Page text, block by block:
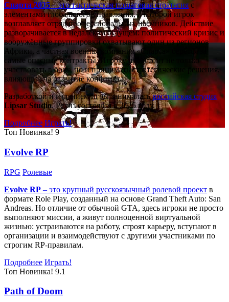
Спарта 2035– это тактическаяпошаговая стратегияс
элементами глобального управления, в которой игрок
возглавляет отряд профессиональных наёмников. Действие
разворачивается в недалёком будущем: политический кризис и
вооружённые группировки охватывают один из регионов
Африки, а частная военная компания «Спарта» берётся за
самые опасные контракты. Игроку предстоит не только
участвовать в боях, но и принимать стратегические решения,
влияющие на развитие конфликта.
Разработкой и изданием игры занималасьроссийская студия
Lipsar Studio. Релиз состоялся в 2025 году.
Подробнее Играть!
Топ Новинка! 9
Evolve RP
RPG Ролевые
Evolve RP – это крупный русскоязычный ролевой проект в
формате Role Play, созданный на основе Grand Theft Auto: San
Andreas. Но отличие от обычной GTA, здесь игроки не просто
выполняют миссии, а живут полноценной виртуальной
жизнью: устраиваются на работу, строят карьеру, вступают в
организации и взаимодействуют с другими участниками по
строгим RP-правилам.
Подробнее Играть!
Топ Новинка! 9.1
Path of Doom